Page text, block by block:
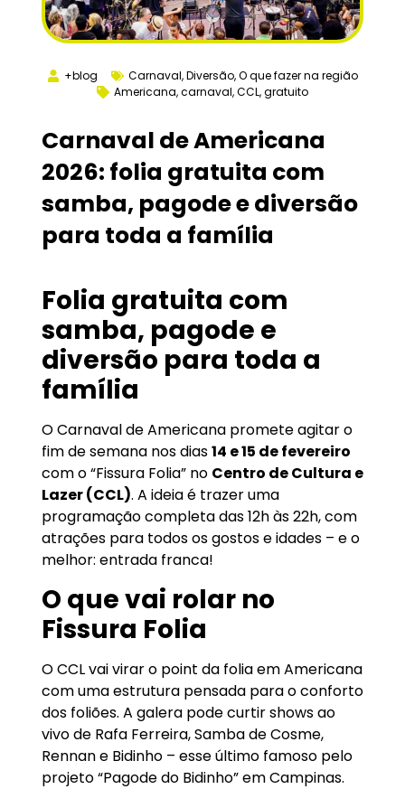
+blog Carnaval,Diversão,O que fazer na região
Americana,carnaval,CCL,gratuito
Carnaval de Americana
2026: folia gratuita com
samba, pagode e diversão
para toda a família
Folia gratuita com
samba, pagode e
diversão para toda a
família
O Carnaval de Americana promete agitar o
fim de semana nos dias14 e 15 de fevereiro
com o “Fissura Folia” no Centro de Cultura e
Lazer (CCL). A ideia é trazer uma
programação completa das 12h às 22h, com
atrações para todos os gostos e idades – e o
melhor: entrada franca!
O que vai rolar no
Fissura Folia
O CCL vai virar o point da folia em Americana
com uma estrutura pensada para o conforto
dos foliões. A galera pode curtir shows ao
vivo de Rafa Ferreira, Samba de Cosme,
Rennan e Bidinho – esse último famoso pelo
projeto “Pagode do Bidinho” em Campinas.